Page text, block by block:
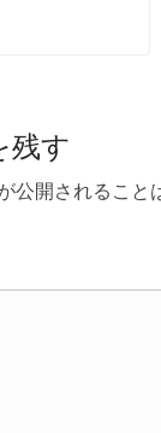
残す
公開されること